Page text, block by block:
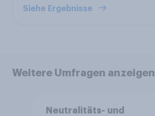
Siehe Ergebnisse
Weitere Umfragen anzeigen
Neutralitäts- und